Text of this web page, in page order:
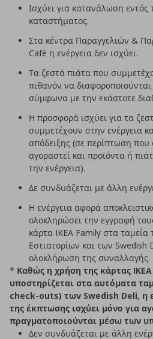
Ισχύει για κατανάλωση εντός
καταστήματος.
Στα κέντρα Παραγγελιών &
Café η ενέργεια δεν ισχύει.
Τα ζεστά πιάτα που
πιθανόν να
σύμφωνα με την εκάστοτε
Η προσφορά ισχύει για τα
συμμετέχουν στην ενέργεια
απόδειξης (σε περίπτωση που
αγοραστεί και προϊόντα ή
την ενέργεια).
Δε συνδυάζεται με άλλη
Η ενέργεια αφορά
ολοκληρώσει την εγγραφή
κάρτα IKEA Family στα
Εστιατορίων και των Swedish
ολοκλήρωση της συναλλαγής.
* Καθώς η χρήση της κάρτας IKEA
υποστηρίζεται στα αυτόματα
check-outs) των Swedish Deli, η
της έκπτωσης ισχύει μόνο για
πραγματοποιούνται μέσω των
Δεν συνδυάζεται με άλλη